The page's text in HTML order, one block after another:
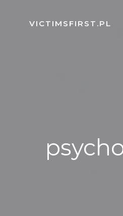
VICTIMSFIRST.PL